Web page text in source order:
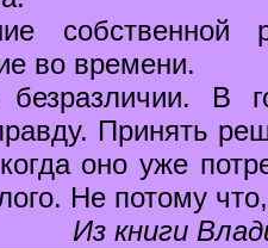
во времени.
В
Принять
оно уже
Не потому
Из книги